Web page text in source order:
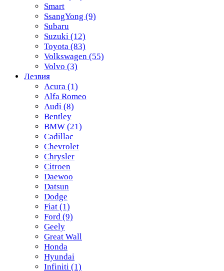
Smart
SsangYong (9)
Subaru
Suzuki (12)
Toyota (83)
Volkswagen (55)
Volvo (3)
Лезвия
Acura (1)
Alfa Romeo
Audi (8)
Bentley
BMW (21)
Cadillac
Chevrolet
Chrysler
Citroen
Daewoo
Datsun
Dodge
Fiat (1)
Ford (9)
Geely
Great Wall
Honda
Hyundai
Infiniti (1)